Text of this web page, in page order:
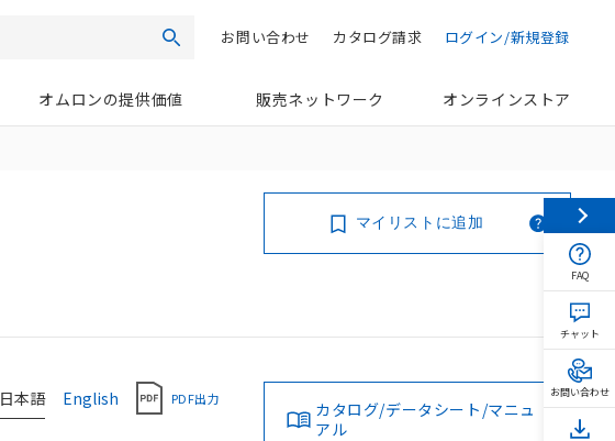
検索 ログイン/新規登録
カタログ請求
お問い合わせ
オムロンの提供価値 販売ネットワーク オンラインストア
マイリストに追加
日本語 English PDF出力
カタログ/データシート/マニュ
アル
FAQ
チャット
お問い合わせ